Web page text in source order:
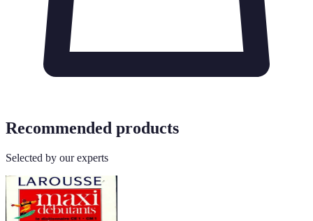
Recommended products
Selected by our experts